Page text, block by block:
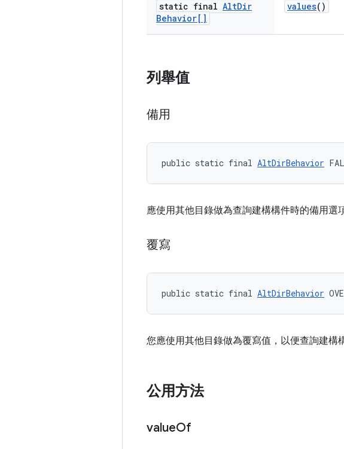
static final AltDir
Behavior[]
values()
列舉值
備用
public static final AltDirBehavior
應使用其他目錄做為查詢建構構件時的備用選
覆寫
public static final AltDirBehavior
您應使用其他目錄做為覆寫值，以便查詢建構
公用方法
valueOf